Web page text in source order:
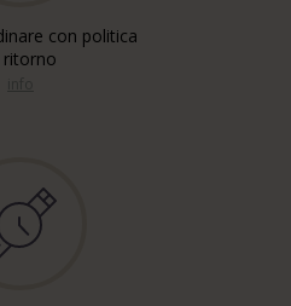
con politica
ritorno